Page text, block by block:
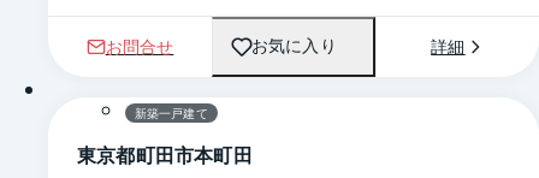
お問合せ お気に入り 詳細
1 / 0 間取り
新築一戸建て
東京都町田市本町田